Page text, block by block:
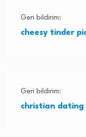
Geri bildirim:
cheesy tinder
Geri bildirim:
christian